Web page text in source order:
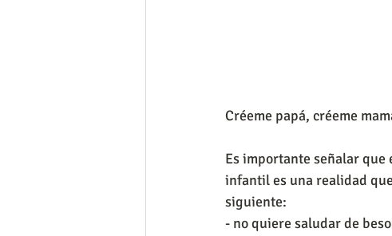
Créeme papá, créeme
Es importante señalar que
infantil es una realidad
siguiente:
- no quiere saludar de